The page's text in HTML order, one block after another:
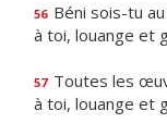
56 Béni sois-tu
à toi, louange et
57 Toutes les
à toi, louange et